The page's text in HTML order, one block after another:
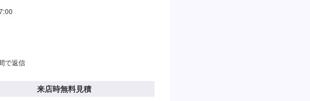
で返信
来店時無料見積